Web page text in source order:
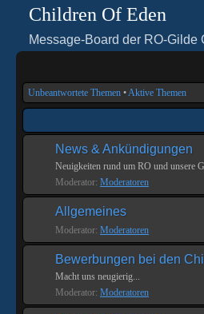
Children Of Eden
Message-Board der RO-Gilde
Unbeantwortete Themen •Aktive Themen
News & Ankündigungen
Neuigkeiten rund um RO und unsere
Moderator: Moderatoren
Allgemeines
Moderator: Moderatoren
Bewerbungen bei den
Macht uns neugierig...
Moderator: Moderatoren